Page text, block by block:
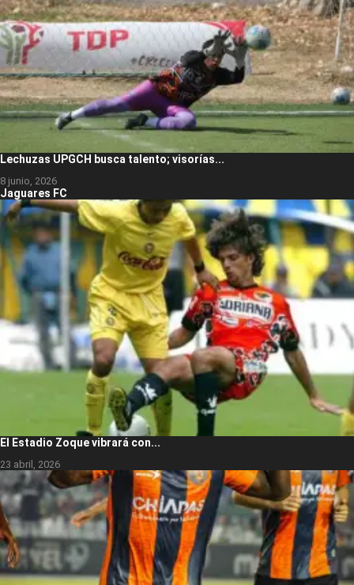
Lechuzas UPGCH busca talento; visorías...
8 junio, 2026
Jaguares FC
El Estadio Zoque vibrará con...
23 abril, 2026